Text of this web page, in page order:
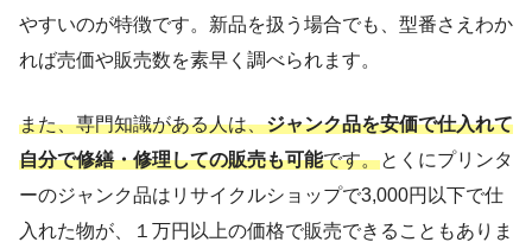
やすいのが特徴です。新品を扱う場合でも、型番さえわか
れば売価や販売数を素早く調べられます。
また、専門知識がある人は、ジャンク品を安価で仕入れて
自分で修繕・修理しての販売も可能です。とくにプリンタ
ーのジャンク品はリサイクルショップで3,000円以下で仕
入れた物が、１万円以上の価格で販売できることもありま